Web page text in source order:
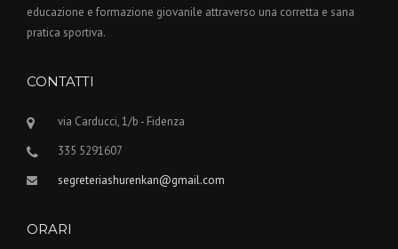
educazione e formazione giovanile attraverso una corretta e sana
pratica sportiva.
CONTATTI
via Carducci, 1/b - Fidenza
335 5291607
segreteriashurenkan@gmail.com
ORARI